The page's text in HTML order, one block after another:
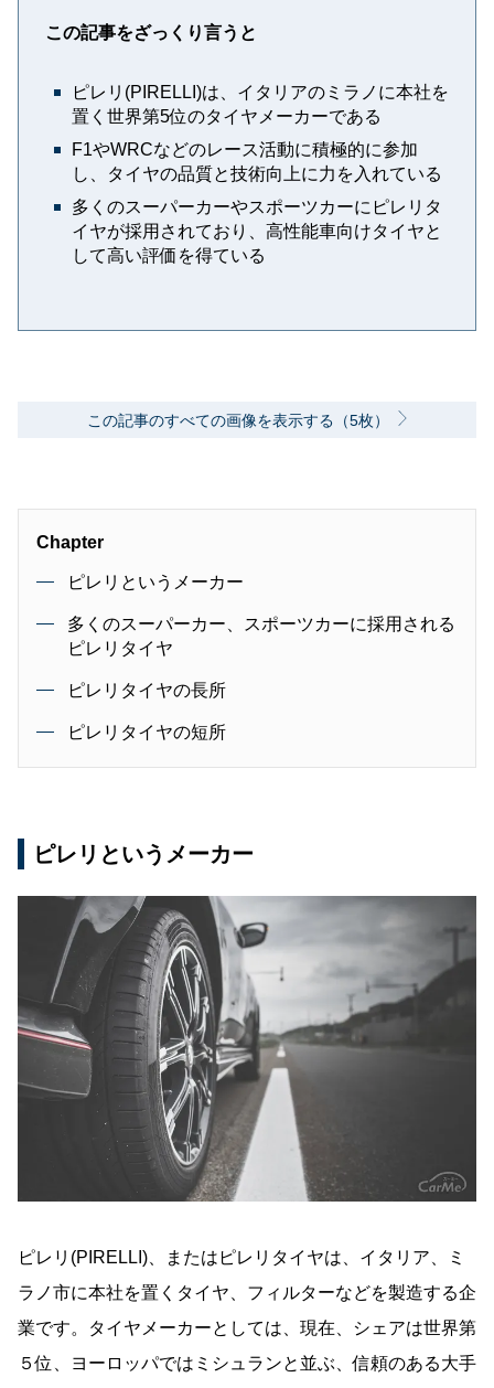
この記事をざっくり言うと
ピレリ(PIRELLI)は、イタリアのミラノに本社を
置く世界第5位のタイヤメーカーである
F1やWRCなどのレース活動に積極的に参加
し、タイヤの品質と技術向上に力を入れている
多くのスーパーカーやスポーツカーにピレリタ
イヤが採用されており、高性能車向けタイヤと
して高い評価を得ている
この記事のすべての画像を表示する（5枚）
Chapter
ピレリというメーカー
多くのスーパーカー、スポーツカーに採用される
ピレリタイヤ
ピレリタイヤの長所
ピレリタイヤの短所
ピレリというメーカー
ピレリ(PIRELLI)、またはピレリタイヤは、イタリア、ミ
ラノ市に本社を置くタイヤ、フィルターなどを製造する企
業です。タイヤメーカーとしては、現在、シェアは世界第
５位、ヨーロッパではミシュランと並ぶ、信頼のある大手